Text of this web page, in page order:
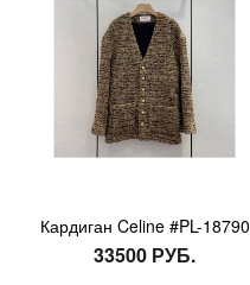
Кардиган Celine #PL-18790
33500 РУБ.